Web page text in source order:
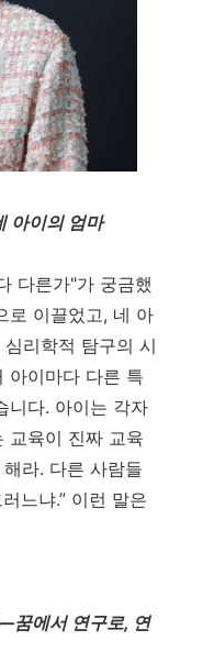
아이의 엄마
다른가"가 궁금했
로 이끌었고, 네 아
리학적 탐구의 시
아이마다 다른 특
니다. 아이는 각자
교육이 진짜 교육
해라. 다른 사람들
느냐.” 이런 말은
꿈에서 연구로, 연